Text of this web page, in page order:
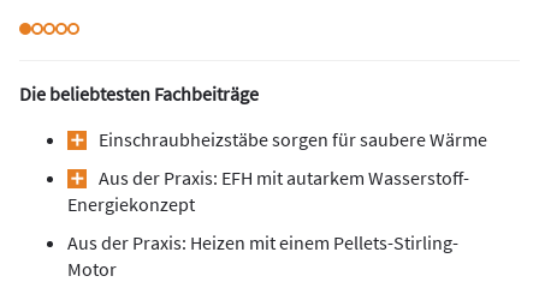
Die beliebtesten Fachbeiträge
Einschraubheizstäbe sorgen für saubere Wärme
Aus der Praxis: EFH mit autarkem Wasserstoff-
Energiekonzept
Aus der Praxis: Heizen mit einem Pellets-Stirling-
Motor